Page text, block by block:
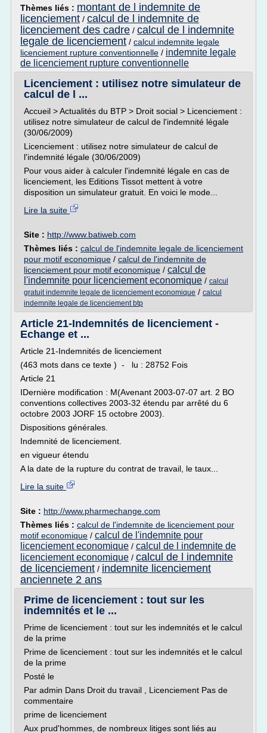
Thèmes liés : montant de l indemnite de
licenciement / calcul de l indemnite de
licenciement des cadre / calcul de l indemnite
legale de licenciement / calcul indemnite legale
licenciement rupture conventionnelle / indemnite legale
de licenciement rupture conventionnelle
Licenciement : utilisez notre simulateur de
calcul de l ...
Accueil > Actualités du BTP > Droit social > Licenciement :
utilisez notre simulateur de calcul de l'indemnité légale
(30/06/2009)
Licenciement : utilisez notre simulateur de calcul de
l'indemnité légale (30/06/2009)
Pour vous aider à calculer l'indemnité légale en cas de
licenciement, les Editions Tissot mettent à votre
disposition un simulateur gratuit. En voici le mode...
Lire la suite
Site : http://www.batiweb.com
Thèmes liés : calcul de l'indemnite legale de licenciement
pour motif economique / calcul de l'indemnite de
licenciement pour motif economique / calcul de
l'indemnite pour licenciement economique / calcul
gratuit indemnite legale de licenciement economique / calcul
indemnite legale de licenciement btp
Article 21-Indemnités de licenciement -
Echange et ...
Article 21-Indemnités de licenciement
(463 mots dans ce texte ) - lu : 28752 Fois
Article 21
IDernière modification : M(Avenant 2003-07-07 art. 2 BO
conventions collectives 2003-32 étendu par arrêté du 6
octobre 2003 JORF 15 octobre 2003).
Dispositions générales.
Indemnité de licenciement.
en vigueur étendu
A la date de la rupture du contrat de travail, le taux...
Lire la suite
Site : http://www.pharmechange.com
Thèmes liés : calcul de l'indemnite de licenciement pour
motif economique / calcul de l'indemnite pour
licenciement economique / calcul de l indemnite de
licenciement economique / calcul de l indemnite
de licenciement / indemnite licenciement
anciennete 2 ans
Prime de licenciement : tout sur les
indemnités et le ...
Prime de licenciement : tout sur les indemnités et le calcul
de la prime
Prime de licenciement : tout sur les indemnités et le calcul
de la prime
Posté le
Par admin Dans Droit du travail , Licenciement Pas de
commentaire
prime de licenciement
Aux prud'hommes, de nombreux litiges sont liés au